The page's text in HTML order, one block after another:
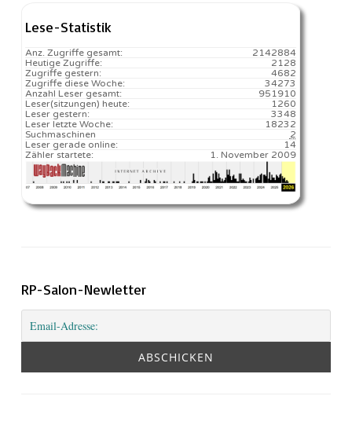
Lese-Statistik
2142884
Anz. Zugriffe gesamt:
2128
Heutige Zugriffe:
4682
Zugriffe gestern:
34273
Zugriffe diese Woche:
951910
Anzahl Leser gesamt:
1260️
Leser(sitzungen) heute:
3348
Leser gestern:
18232️
Leser letzte Woche:
2
Suchmaschinen
14
Leser gerade online:
1. November 2009
Zähler startete:
RP-Salon-Newletter